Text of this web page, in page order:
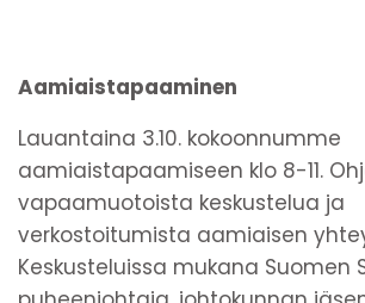
Aamiaistapaaminen
Lauantaina 3.10. kokoonnumme
aamiaistapaamiseen klo 8-11.
vapaamuotoista keskustelua ja
verkostoitumista aamiaisen
Keskusteluissa mukana Suomen